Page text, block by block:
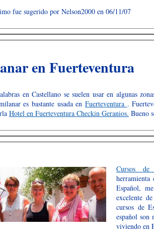
fue sugerido por Nelson2000 en 06/11/07
en Fuerteventura
en Castellano se suelen usar en algunas
es bastante usada en Fuerteventura .
Hotel en Fuerteventura Checkin Geranios. Bueno
Cursos de
herramienta
Español,
excelente
cursos de
español son
viviendo en